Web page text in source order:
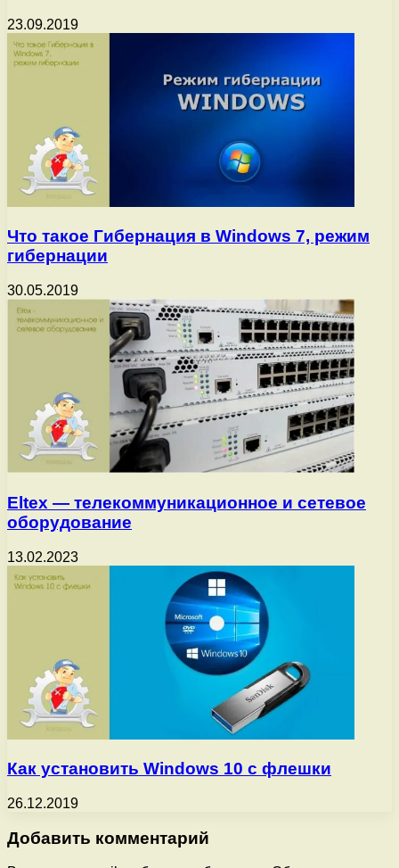
23.09.2019
Что такое Гибернация в Windows 7, режим
гибернации
30.05.2019
Eltex — телекоммуникационное и сетевое
оборудование
13.02.2023
Как установить Windows 10 с флешки
26.12.2019
Добавить комментарий